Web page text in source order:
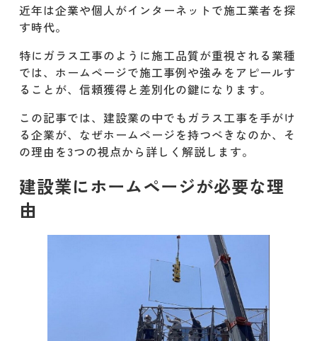
業界理解のある担当者による安心サ
集客・求人ができる「良いホームペー
ジ」とは？
ユーザー目線の分かりやすい情報設
計
施工実績やお客様の声で信頼感を与
える
建設業のホームページ制作の費用相場
一般的な金額相場の制作会社
格安制作会社
近年は企業や個人がインターネットで施工業者を探
す時代。
特にガラス工事のように施工品質が重視される業種
では、ホームページで施工事例や強みをアピールす
ることが、信頼獲得と差別化の鍵になります。
この記事では、建設業の中でもガラス工事を手がけ
る企業が、なぜホームページを持つべきなのか、そ
の理由を3つの視点から詳しく解説します。
建設業にホームページが必要な理
由